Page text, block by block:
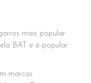
mais popular
BAT e é popular
marcas